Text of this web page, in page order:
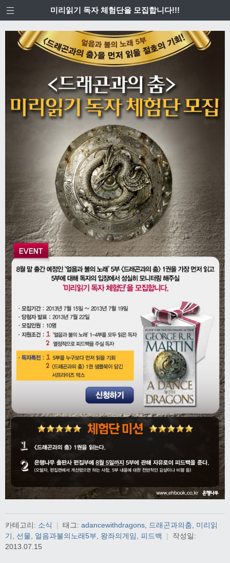
미리읽기 독자 체험단을 모집합니다!!!
카테고리: 소식 | 태그: adancewithdragons 드래곤과의춤
미리읽
기
선물 얼음과불의노래5부 왕좌의게임 피드백 |
작성일:
2013.07.15